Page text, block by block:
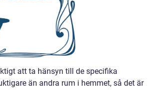
att ta hänsyn till de specifika
än andra rum i hemmet, så det är